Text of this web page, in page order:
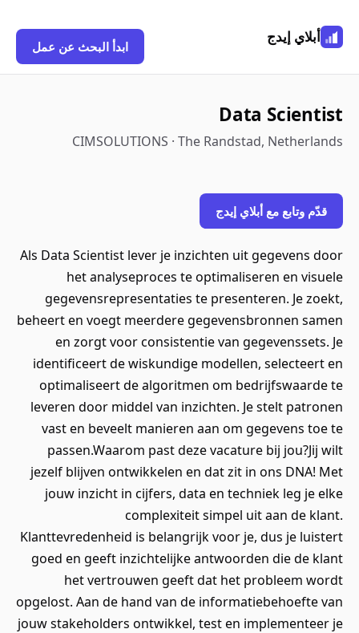
أبلاي إيدج
ابدأ البحث عن عمل
Data Scientist
CIMSOLUTIONS · The Randstad, Netherlands
قدّم وتابع مع أبلاي إيدج
Als Data Scientist lever je inzichten uit gegevens door
het analyseproces te optimaliseren en visuele
gegevensrepresentaties te presenteren. Je zoekt,
beheert en voegt meerdere gegevensbronnen samen
en zorgt voor consistentie van gegevenssets. Je
identificeert de wiskundige modellen, selecteert en
optimaliseert de algoritmen om bedrijfswaarde te
leveren door middel van inzichten. Je stelt patronen
vast en beveelt manieren aan om gegevens toe te
passen.Waarom past deze vacature bij jou?Jij wilt
jezelf blijven ontwikkelen en dat zit in ons DNA! Met
jouw inzicht in cijfers, data en techniek leg je elke
complexiteit simpel uit aan de klant.
Klanttevredenheid is belangrijk voor je, dus je luistert
goed en geeft inzichtelijke antwoorden die de klant
het vertrouwen geeft dat het probleem wordt
opgelost. Aan de hand van de informatiebehoefte van
jouw stakeholders ontwikkel, test en implementeer je